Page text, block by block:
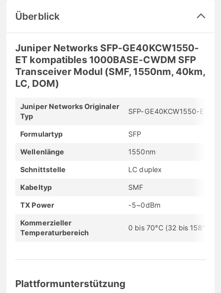
Überblick
Juniper Networks SFP-GE40KCW1550-
ET kompatibles 1000BASE-CWDM SFP
Transceiver Modul (SMF, 1550nm, 40km,
LC, DOM)
Juniper Networks Originaler
Typ
SFP-GE40KCW1550-ET
Formulartyp SFP
Wellenlänge 1550nm
Schnittstelle LC duplex
Kabeltyp SMF
TX Power -5~0dBm
Kommerzieller
Temperaturbereich
0 bis 70°C (32 bis 158°F)
Plattformunterstützung